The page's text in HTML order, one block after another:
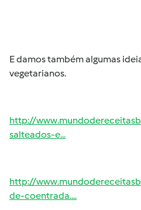
E damos também algumas
vegetarianos.
http://
salteados-e...
http://
de-coentrada....